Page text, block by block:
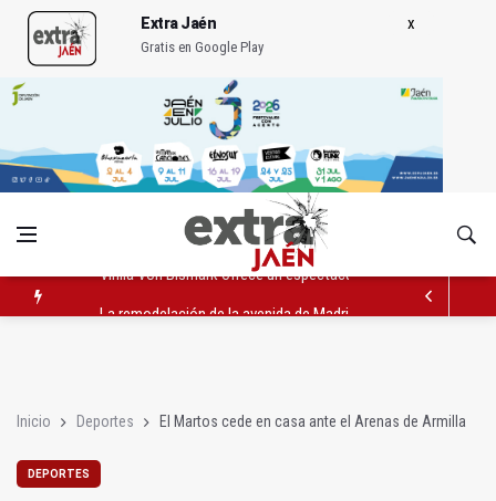
Extra Jaén
Gratis en Google Play
La remodelación de la avenida de Madrid contará con 3,2
Inicio Deportes El Martos cede en casa ante el Arenas de Armilla
DEPORTES